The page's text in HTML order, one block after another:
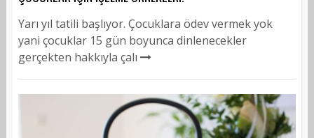
Yarı yıl tatili başlıyor. Çocuklara ödev vermek yok
yani çocuklar 15 gün boyunca dinlenecekler
gerçekten hakkıyla çalı